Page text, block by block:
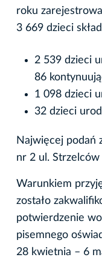
roku
3 669 dzieci
2 539 dzieci
86
1 098 dzieci
32 dzieci
Najwięcej podań
nr 2 ul. Strzelców
Warunkiem
zostało
potwierdzenie
pisemnego
28 kwietnia – 6